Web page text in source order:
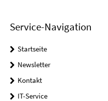
Service-Navigation
Startseite
Newsletter
Kontakt
IT-Service